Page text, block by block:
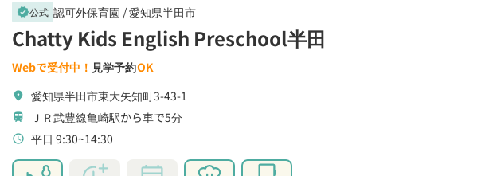
verified公式 認可外保育園 /愛知県半田市
Chatty Kids English Preschool半田
Webで受付中！ 見学予約OK
location_on 愛知県半田市東大矢知町3-43-1
train ＪＲ武豊線亀崎駅から車で5分
schedule 平日 9:30~14:30